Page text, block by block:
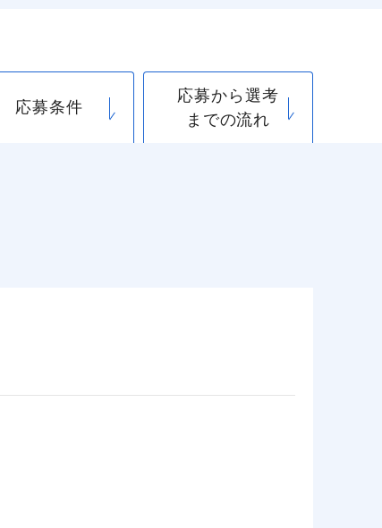
閉じる
応募条件
応募から選考
までの流れ